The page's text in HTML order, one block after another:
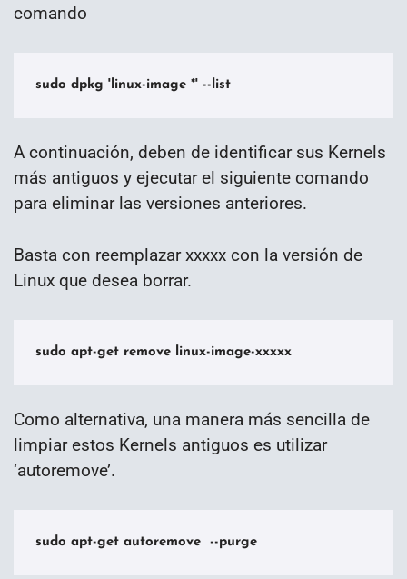
comando
sudo dpkg 'linux-image *' --list
A continuación, deben de identificar sus Kernels
más antiguos y ejecutar el siguiente comando
para eliminar las versiones anteriores.
Basta con reemplazar xxxxx con la versión de
Linux que desea borrar.
sudo apt-get remove linux-image-xxxxx
Como alternativa, una manera más sencilla de
limpiar estos Kernels antiguos es utilizar
‘autoremove’.
sudo apt-get autoremove  --purge